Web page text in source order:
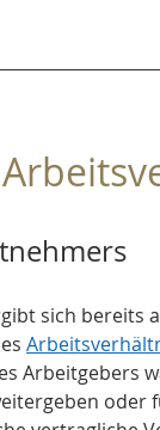
sich bereits
Arbeitgebers
oder